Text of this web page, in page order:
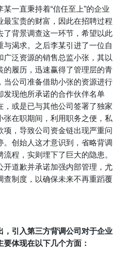
一直秉持着“信任至上”的企业
最宝贵的财富，因此在招聘过程
了背景调查这一环节，希望以此
与渴求。之后李某引进了一位自
广泛资源的销售总监小张，其以
的履历，迅速赢得了管理层的青
当公司准备借助小张的资源进行
发现他所承诺的合作伙伴名单
，或是已与其他公司签署了独家
张在职期间，利用职务之便，私
项，导致公司资金链出现严重问
。创始人这才意识到，省略背调
程，实则埋下了巨大的隐患。
开道歉并承诺加强内部管理，尤
查制度，以确保未来不再重蹈覆
引入第三方背调公司对于企业
要体现在以下几个方面：